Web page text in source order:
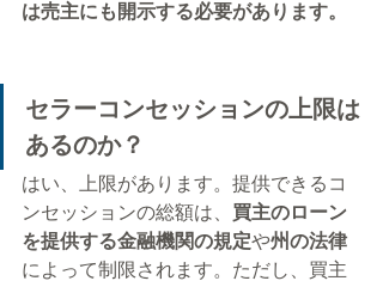
は売主にも開示する必要があります。
セラーコンセッションの上限は
あるのか？
はい、上限があります。提供できるコ
ンセッションの総額は、 買主のローン
を提供する金融機関の規定や州の法律
によって制限されます。ただし、買主